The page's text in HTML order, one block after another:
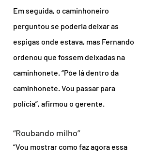
Em seguida, o caminhoneiro
perguntou se poderia deixar as
espigas onde estava, mas Fernando
ordenou que fossem deixadas na
caminhonete. “Põe lá dentro da
caminhonete. Vou passar para
polícia”, afirmou o gerente.
“Roubando milho”
“Vou mostrar como faz agora essa